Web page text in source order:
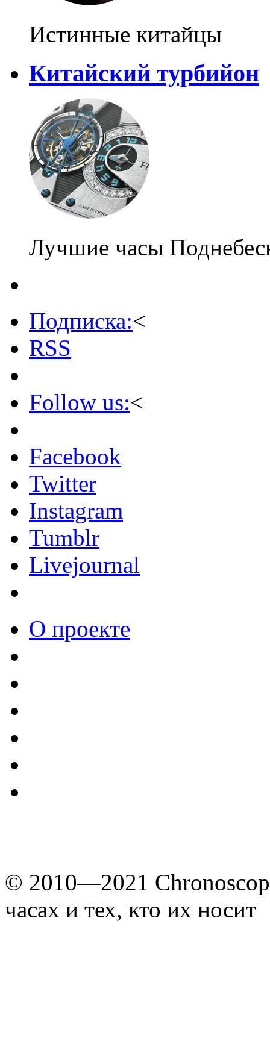
Истинные китайцы
Китайский турбийон
Лучшие часы
Подписка:<
RSS
Follow us:<
Facebook
Twitter
Instagram
Tumblr
Livejournal
О проекте
© 2010—2021
часах и тех, кто их носит